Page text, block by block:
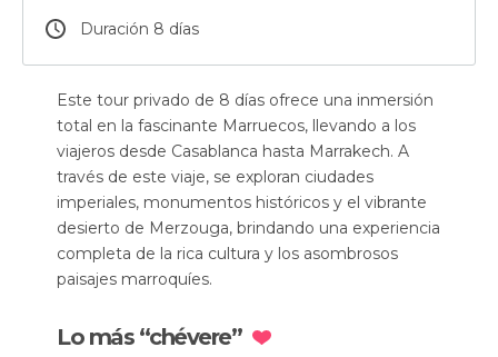
Duración 8 días
Este tour privado de 8 días ofrece una inmersión
total en la fascinante Marruecos, llevando a los
viajeros desde Casablanca hasta Marrakech. A
través de este viaje, se exploran ciudades
imperiales, monumentos históricos y el vibrante
desierto de Merzouga, brindando una experiencia
completa de la rica cultura y los asombrosos
paisajes marroquíes.
Lo más “chévere”